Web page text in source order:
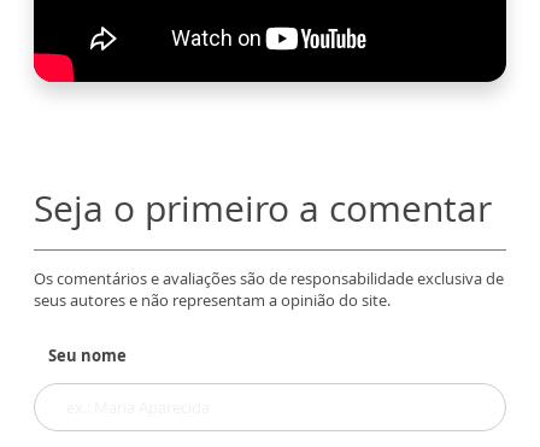
Seja o primeiro a comentar
Os comentários e avaliações são de responsabilidade exclusiva de
seus autores e não representam a opinião do site.
Seu nome